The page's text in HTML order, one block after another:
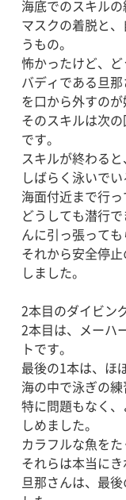
海底でのスキル
マスクの着脱と
うもの。
怖かったけど、ど
バディである旦
を口から外すのが
そのスキルは次
です。
スキルが終わると
しばらく泳いで
海面付近まで行っ
どうしても潜行
んに引っ張っても
それから安全停
しました。
2本目のダイビン
2本目は、メーハ
トです。
最後の1本は、ほ
海の中で泳ぎの練
特に問題もなく
しめました。
カラフルな魚を
それらは本当にき
旦那さんは、最